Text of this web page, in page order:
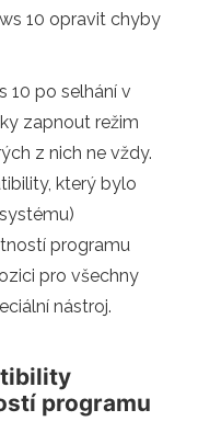
10 opravit chyby
10 po selhání v
zapnout režim
z nich ne vždy.
který bylo
programu
pro všechny
nástroj.
programu